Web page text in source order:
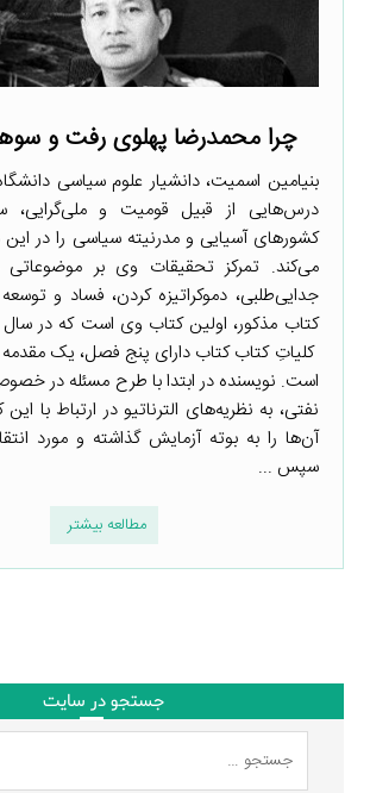
چرا محمدرضا پهلوی رفت و
بنیامین اسمیت، دانشیار علوم سیاسی
درس‌هایی از قبیل قومیت و ملی‌گرایی،
کشورهای آسیایی و مدرنیته سیاسی را در
می‌کند. تمرکز تحقیقات وی بر موضوعاتی
جدایی‌طلبی، دموکراتیزه کردن، فساد و
کلیاتِ کتاب کتاب دارای پنج فصل، یک
است. نویسنده در ابتدا با طرح مسئله در
نفتی، به نظریه‌های الترناتیو در ارتباط با
آن‌ها را به بوته آزمایش گذاشته و مورد
سپس ...
مطالعه بیشتر
جستجو در سایت